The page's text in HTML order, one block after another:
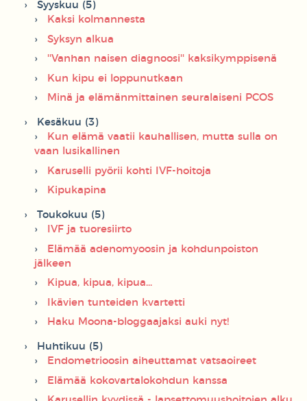
Syyskuu (5)
Kaksi kolmannesta
Syksyn alkua
''Vanhan naisen diagnoosi'' kaksikymppisenä
Kun kipu ei loppunutkaan
Minä ja elämänmittainen seuralaiseni PCOS
Kesäkuu (3)
Kun elämä vaatii kauhallisen, mutta sulla on
vaan lusikallinen
Karuselli pyörii kohti IVF-hoitoja
Kipukapina
Toukokuu (5)
IVF ja tuoresiirto
Elämää adenomyoosin ja kohdunpoiston
jälkeen
Kipua, kipua, kipua...
Ikävien tunteiden kvartetti
Haku Moona-bloggaajaksi auki nyt!
Huhtikuu (5)
Endometrioosin aiheuttamat vatsaoireet
Elämää kokovartalokohdun kanssa